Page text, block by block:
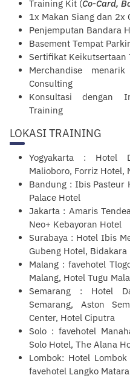
Training Kit (Co-Card,
1x Makan Siang dan 2x
Penjemputan Bandara
Basement Tempat
Sertifikat Keikutsertaan
Merchandise
Consulting
Konsultasi dengan
Training
LOKASI TRAINING
Yogyakarta : Hotel
Malioboro, Forriz Hotel,
Bandung : Ibis Pasteur
Palace Hotel
Jakarta : Amaris
Neo+ Kebayoran Hotel
Surabaya : Hotel Ibis
Gubeng Hotel, Bidakara
Malang : favehotel
Malang, Hotel Tugu
Semarang : Hotel
Semarang, Aston
Center, Hotel Ciputra
Solo : favehotel
Solo Hotel, The Alana
Lombok: Hotel
favehotel Langko